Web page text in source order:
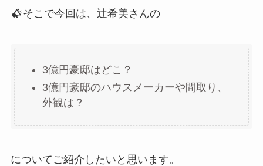
そこで今回は、辻希美さんの
3億円豪邸はどこ？
3億円豪邸のハウスメーカーや間取り、
外観は？
についてご紹介したいと思います。